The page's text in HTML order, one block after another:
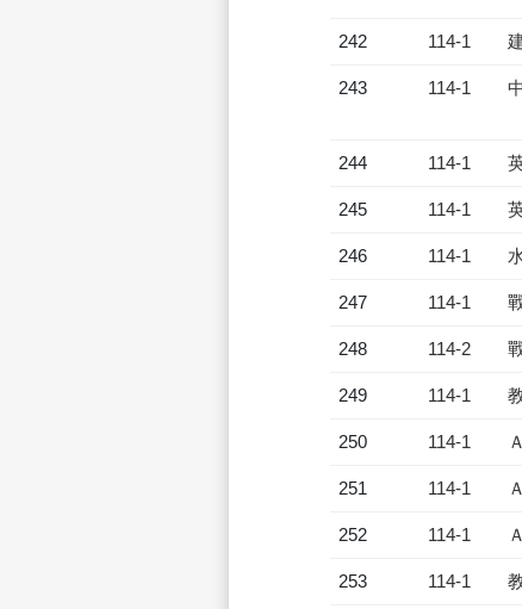
242 114-1
243 114-1
244 114-1
245 114-1
246 114-1
247 114-1
248 114-2
249 114-1
250 114-1
251 114-1
252 114-1
253 114-1